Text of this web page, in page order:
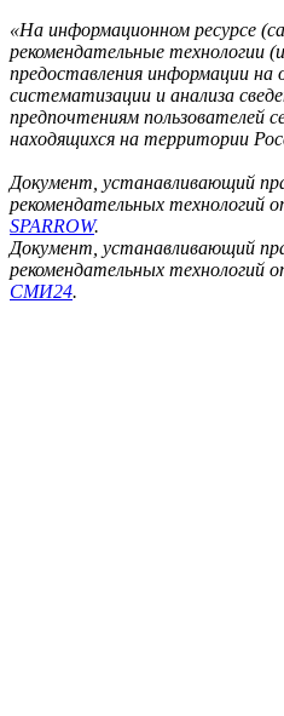
«На информационном ресурсе
рекомендательные технологии
предоставления информации на
систематизации и анализа
предпочтениям пользователей
находящихся на территории
Документ, устанавливающий
рекомендательных технологий
SPARROW.
Документ, устанавливающий
рекомендательных технологий
СМИ24.